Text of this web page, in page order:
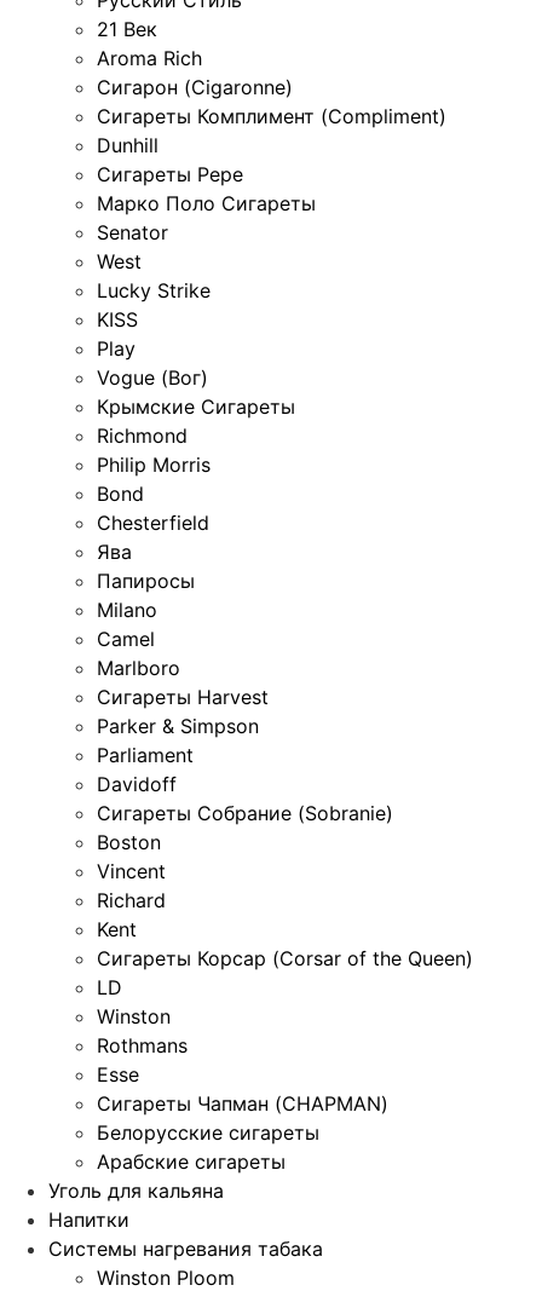
21 Век
Aroma Rich
Сигарон (Cigaronne)
Сигареты Комплимент (Compliment)
Dunhill
Сигареты Pepe
Марко Поло Сигареты
Senator
West
Lucky Strike
KISS
Play
Vogue (Вог)
Крымские Сигареты
Richmond
Philip Morris
Bond
Chesterfield
Ява
Папиросы
Milano
Camel
Marlboro
Сигареты Harvest
Parker & Simpson
Parliament
Davidoff
Сигареты Собрание (Sobranie)
Boston
Vincent
Richard
Kent
Сигареты Корсар (Corsar of the Queen)
LD
Winston
Rothmans
Esse
Сигареты Чапман (CHAPMAN)
Белорусские сигареты
Арабские сигареты
Уголь для кальяна
Напитки
Системы нагревания табака
Winston Ploom